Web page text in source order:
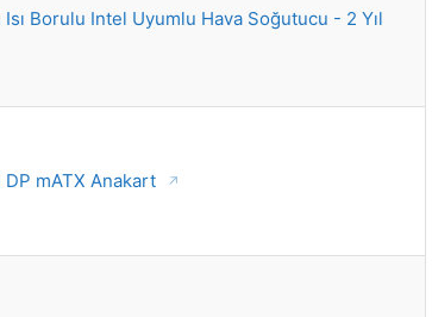
Borulu Intel Uyumlu Hava Soğutucu - 2 Yıl
mATX Anakart